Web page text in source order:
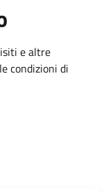
e altre
condizioni di